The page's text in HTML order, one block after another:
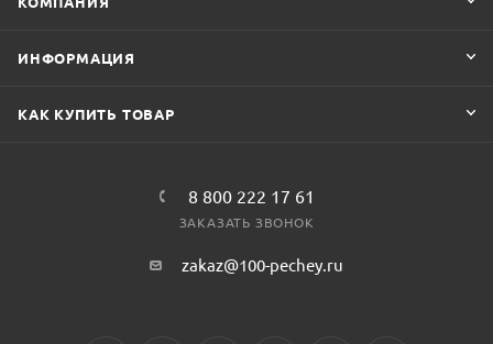
ИНФОРМАЦИЯ
КАК КУПИТЬ ТОВАР
8 800 222 17 61
ЗАКАЗАТЬ ЗВОНОК
zakaz@100-pechey.ru